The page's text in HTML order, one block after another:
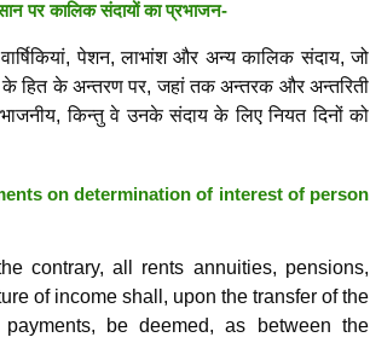
पर कालिक संदायों का प्रभाजन-
पेशन, लाभांश और अन्य कालिक संदाय, जो
हित के अन्तरण पर, जहां तक अन्तरक और अन्तरिती
किन्तु वे उनके संदाय के लिए नियत दिनों को
on determination of interest of person
contrary, all rents annuities, pensions,
of income shall, upon the transfer of the
be deemed, as between the